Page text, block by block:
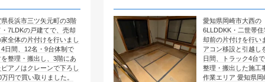
元町の3階
てで、売却
を行いまし
9台体制で
、3階にあ
ンで下ろし
ました。
愛知県岡崎市大西の
6LLDDKK・二世帯住宅で、売
却前の片付けを行いました。エ
アコン移設と引越しを含めて4
日間、トラック4台で全部屋を
整理・搬出した施工事例です。
作業エリア 愛知県岡崎市大西